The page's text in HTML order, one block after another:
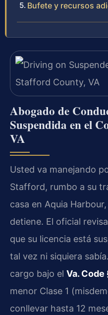
Bufete y recursos
Abogado de
Suspendida en el
VA
Usted va manejando
Stafford, rumbo a su
casa en Aquia
detiene. El oficial
que su licencia está
tal vez ni siquiera
cargo bajo el Va. Code
menor Clase 1
conllevar hasta 12